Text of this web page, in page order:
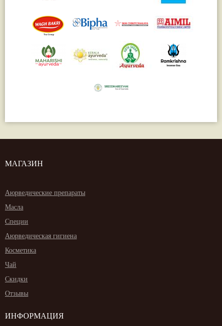
МАГАЗИН
Аюрведические препараты
Масла
Специи
Аюрведическая гигиена
Косметика
Чай
Скидки
Отзывы
ИНФОРМАЦИЯ